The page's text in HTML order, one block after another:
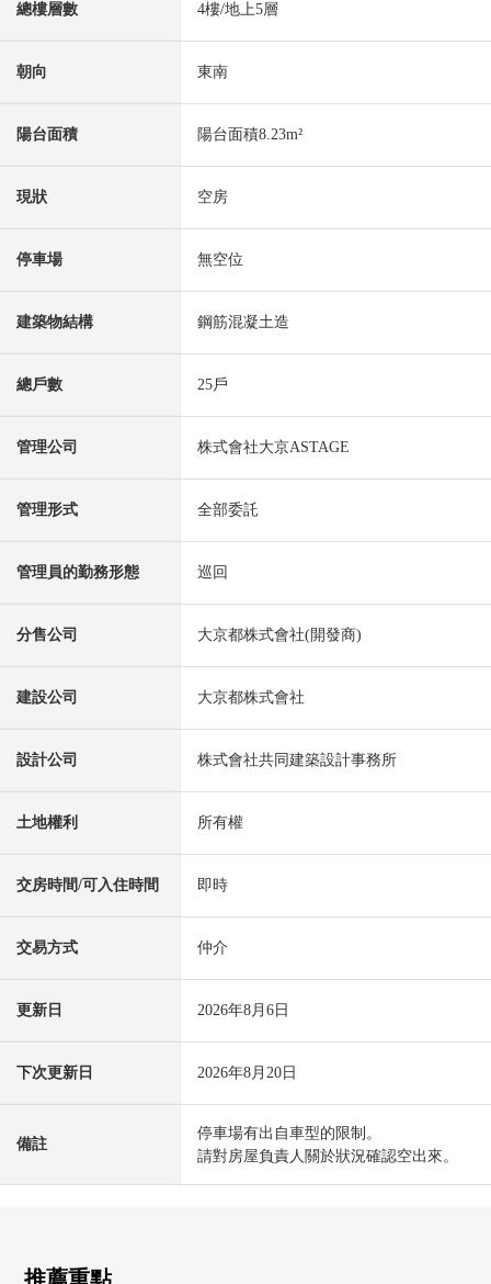
總樓層數 4樓/地上5層
朝向 東南
陽台面積 陽台面積8.23m²
現狀 空房
停車場 無空位
建築物結構 鋼筋混凝土造
總戶數 25戶
管理公司 株式會社大京ASTAGE
管理形式 全部委託
管理員的勤務形態 巡回
分售公司 大京都株式會社(開發商)
建設公司 大京都株式會社
設計公司 株式會社共同建築設計事務所
土地權利 所有權
交房時間/可入住時間 即時
交易方式 仲介
更新日 2026年8月6日
下次更新日 2026年8月20日
備註
停車場有出自車型的限制。
請對房屋負責人關於狀況確認空出來。
推薦重點